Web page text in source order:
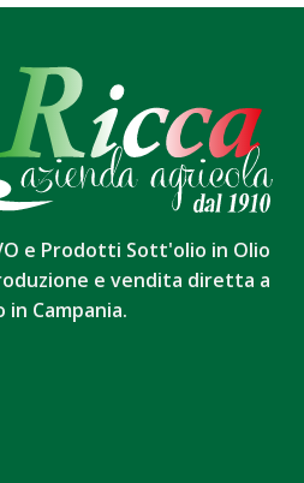
e Prodotti Sott'olio in Olio
e vendita diretta a
Campania.